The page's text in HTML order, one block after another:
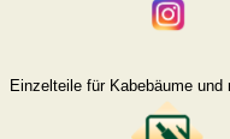
Einzelteile für Kabebäume und